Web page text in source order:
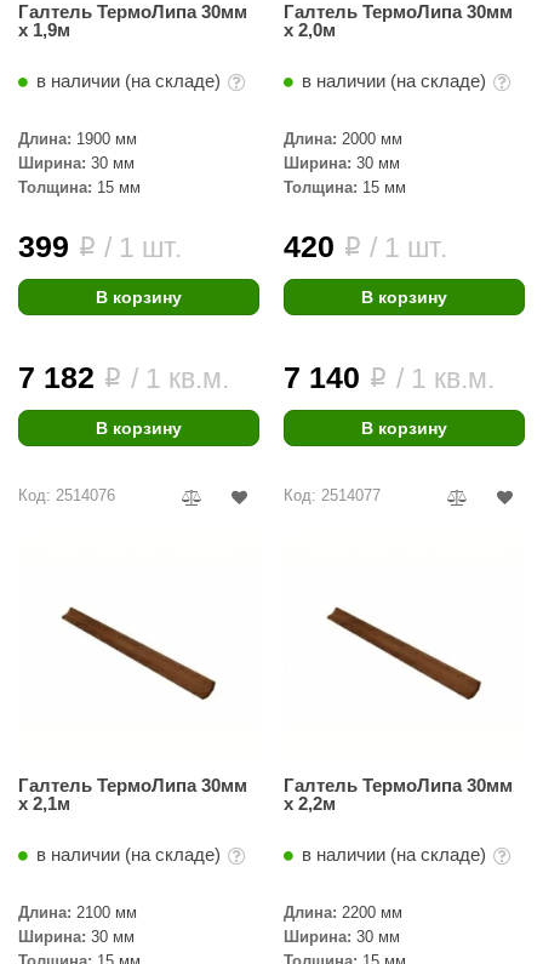
Snow
Галтель ТермоЛипа 30мм
х 1,9м
в наличии (на складе)
Длина: 1900 мм
Ширина: 30 мм
Толщина: 15 мм
399 i / 1 шт.
В корзину
7 182 i / 1 кв.м.
В корзину
Галтель ТермоЛипа 30мм
х 2,0м
в наличии (на складе)
Длина: 2000 мм
Ширина: 30 мм
Толщина: 15 мм
420 i / 1 шт.
В корзину
7 140 i / 1 кв.м.
В корзину
Код: 2514076
Галтель ТермоЛипа 30мм
х 2,1м
в наличии (на складе)
Длина: 2100 мм
Ширина: 30 мм
Код: 2514077
Галтель ТермоЛипа 30мм
х 2,2м
в наличии (на складе)
Длина: 2200 мм
Ширина: 30 мм